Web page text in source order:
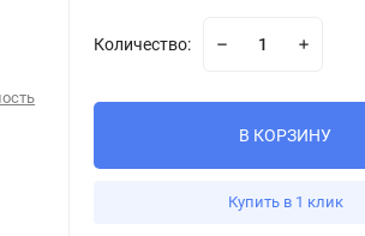
Количество:
В КОРЗИНУ
Купить в 1 клик